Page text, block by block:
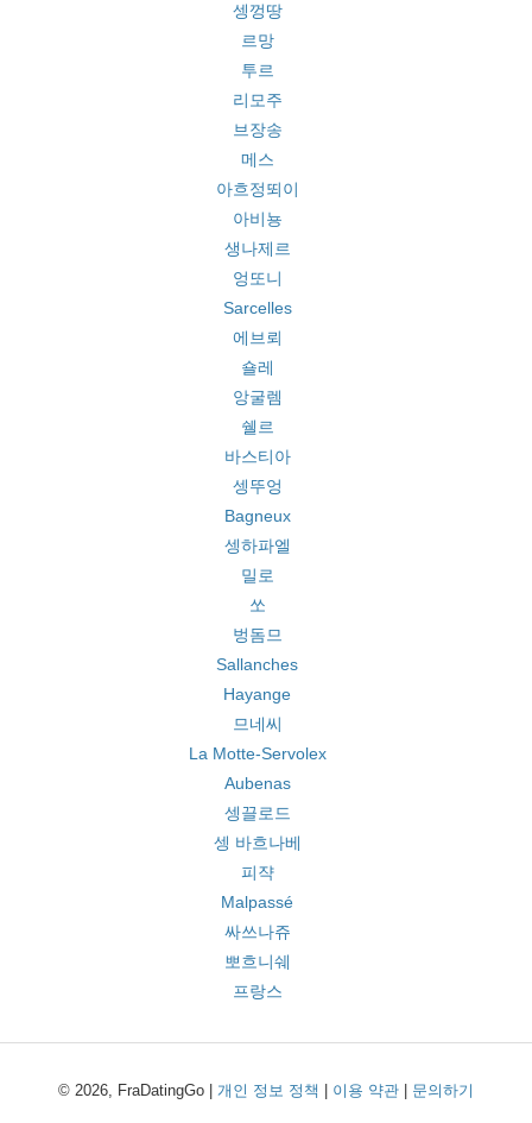
셍껑땅
르망
투르
리모주
브장송
메스
아흐정뙤이
아비뇽
생나제르
엉또니
Sarcelles
에브뢰
숄레
앙굴렘
쉘르
바스티아
셍뚜엉
Bagneux
셍하파엘
밀로
쏘
벙돔므
Sallanches
Hayange
므네씨
La Motte-Servolex
Aubenas
셍끌로드
셍 바흐나베
피쟉
Malpassé
싸쓰나쥬
뽀흐니쉐
프랑스
© 2026, FraDatingGo | 개인 정보 정책 이용 약관 문의하기